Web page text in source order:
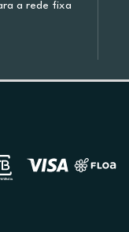
a rede fixa